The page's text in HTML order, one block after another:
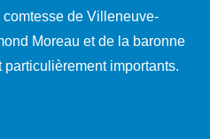
de Villeneuve-
Moreau et de la baronne
importants.